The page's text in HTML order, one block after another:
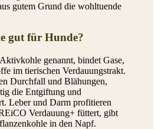
gutem Grund die wohltuende
gut für Hunde?
genannt, bindet Gase,
im tierischen Verdauungstrakt.
Durchfall und Blähungen,
die Entgiftung und
Leber und Darm profitieren
Verdauung+ füttert, gibt
in den Napf.